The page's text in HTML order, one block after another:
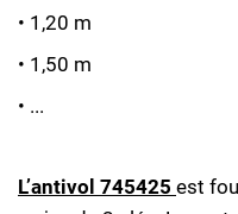
• 1,20 m
• 1,50 m
• ...
L’antivol 745425 est